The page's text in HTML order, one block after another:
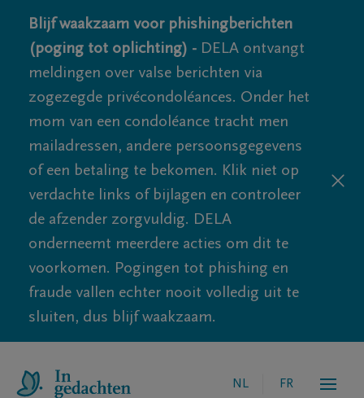
Blijf waakzaam voor phishingberichten
(poging tot oplichting) - DELA ontvangt
meldingen over valse berichten via
zogezegde privécondoléances. Onder het
mom van een condoléance tracht men
mailadressen, andere persoonsgegevens
of een betaling te bekomen. Klik niet op
verdachte links of bijlagen en controleer
de afzender zorgvuldig. DELA
onderneemt meerdere acties om dit te
voorkomen. Pogingen tot phishing en
fraude vallen echter nooit volledig uit te
sluiten, dus blijf waakzaam.
NL FR